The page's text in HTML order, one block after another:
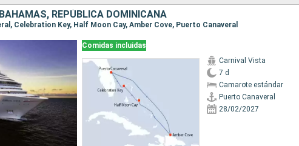
REPÚBLICA DOMINICANA
Celebration Key, Half Moon Cay, Amber Cove, Puerto Canaveral
Comidas incluidas
Carnival Vista
7 d
Camarote estándar
Puerto Canaveral
28/02/2027